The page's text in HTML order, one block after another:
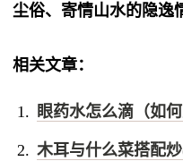
尘俗、寄情山水的隐逸
相关文章：
眼药水怎么滴（如
木耳与什么菜搭配